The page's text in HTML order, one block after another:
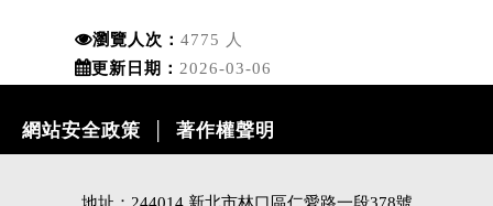
瀏覽人次： 4775 人
更新日期： 2026-03-06
網站安全政策 著作權聲明
地址：244014 新北市林口區仁愛路一段378號